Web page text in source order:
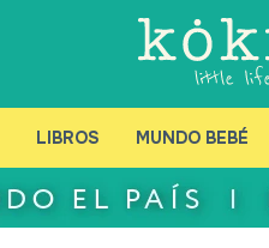
LIBROS MUNDO BEBÉ